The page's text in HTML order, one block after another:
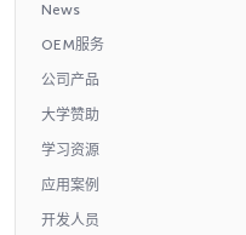
News
OEM服务
公司产品
大学赞助
学习资源
应用案例
开发人员